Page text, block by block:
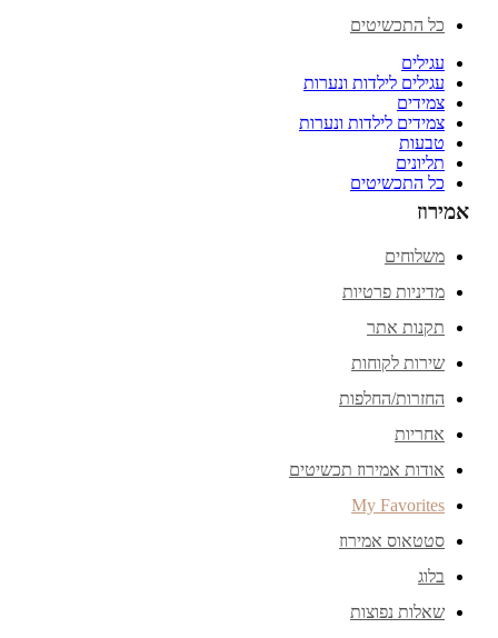
כל התכשיטים
עגילים
עגילים לילדות ונערות
צמידים
צמידים לילדות ונערות
טבעות
תליונים
כל התכשיטים
אמירוז
משלוחים
מדיניות פרטיות
תקנות אתר
שירות לקוחות
החזרות/החלפות
אחריות
אודות אמירוז תכשיטים
My Favorites
סטטאוס אמירוז
בלוג
שאלות נפוצות